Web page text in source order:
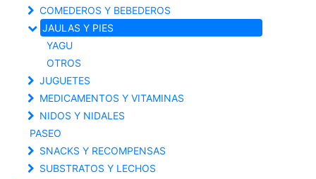
COMEDEROS Y BEBEDEROS
JAULAS Y PIES
YAGU
OTROS
JUGUETES
MEDICAMENTOS Y VITAMINAS
NIDOS Y NIDALES
PASEO
SNACKS Y RECOMPENSAS
SUBSTRATOS Y LECHOS